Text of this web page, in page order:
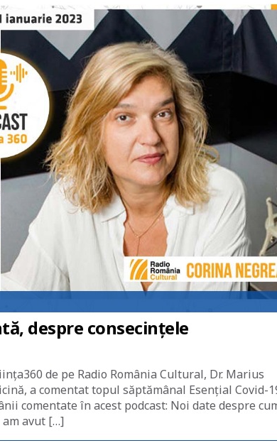
despre consecințele
de pe Radio România Cultural, Dr. Marius
a comentat topul săptămânal Esențial Covid-
comentate în acest podcast: Noi date despre
avut […]